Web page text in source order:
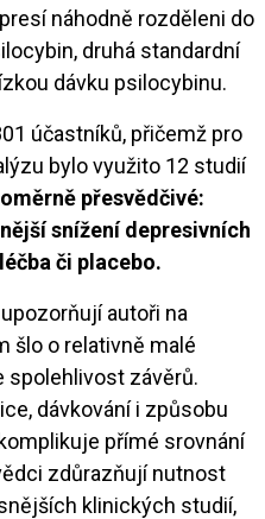
náhodně rozděleni do
druhá standardní
dávku psilocybinu.
účastníků, přičemž pro
bylo využito 12 studií
přesvědčivé:
snížení depresivních
či placebo.
autoři na
šlo o relativně malé
spolehlivost závěrů.
dávkování i způsobu
přímé srovnání
zdůrazňují nutnost
klinických studií,